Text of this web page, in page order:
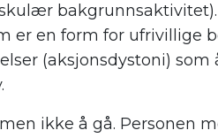
er en form for ufrivillige
(aksjonsdystoni) som
ikke å gå. Personen